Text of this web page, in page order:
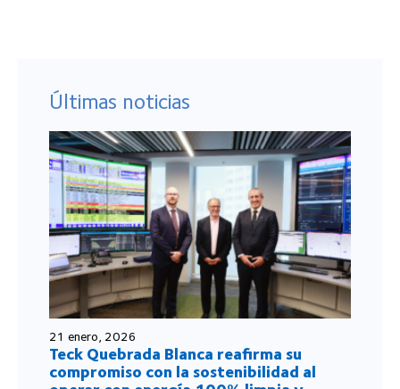
Últimas noticias
21 enero, 2026
Teck Quebrada Blanca reafirma su
compromiso con la sostenibilidad al